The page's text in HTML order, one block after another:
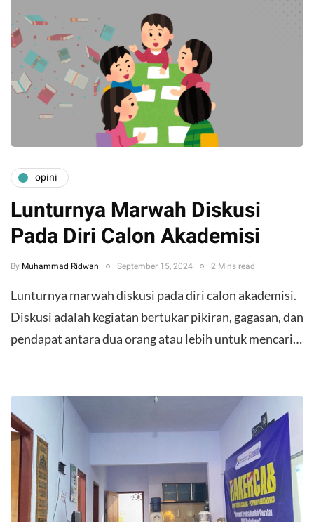
opini
Lunturnya Marwah Diskusi
Pada Diri Calon Akademisi
By Muhammad Ridwan September 15, 2024 2 Mins read
Lunturnya marwah diskusi pada diri calon akademisi.
Diskusi adalah kegiatan bertukar pikiran, gagasan, dan
pendapat antara dua orang atau lebih untuk mencari…